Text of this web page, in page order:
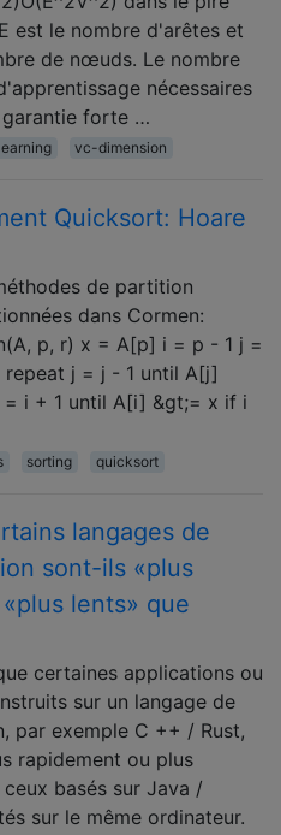
est le nombre d'arêtes et
de nœuds. Le nombre
nécessaires
forte …
vc-dimension
Quicksort: Hoare
de partition
dans Cormen:
p, r) x = A[p] i = p - 1 j =
repeat j = j - 1 until A[j]
i + 1 until A[i] &gt;= x if i
sorting quicksort
langages de
sont-ils «plus
lents» que
certaines applications ou
sur un langage de
par exemple C ++ / Rust,
rapidement ou plus
basés sur Java /
sur le même ordinateur.